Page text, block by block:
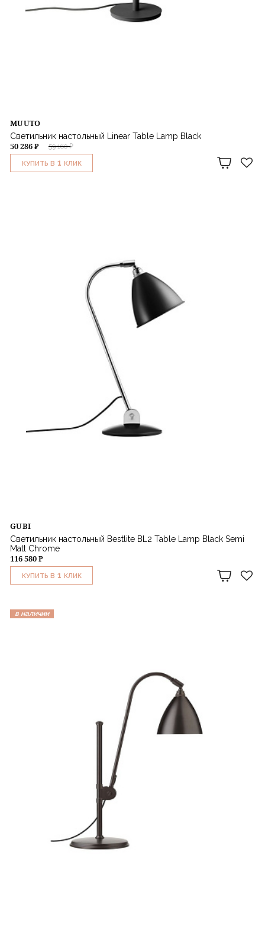
MUUTO
Светильник настольный Linear Table Lamp Black
59 160 ₽
50 286 ₽
КУПИТЬ В 1 КЛИК
GUBI
Светильник настольный Bestlite BL2 Table Lamp Black Semi
Matt Chrome
116 580 ₽
КУПИТЬ В 1 КЛИК
в наличии